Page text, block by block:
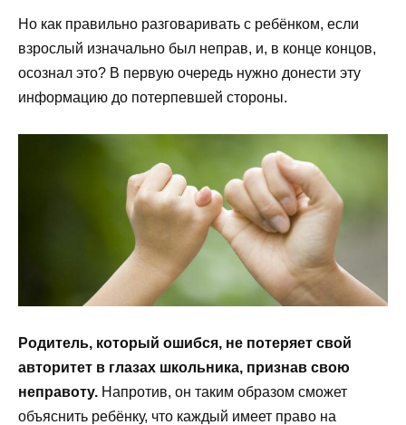
Но как правильно разговаривать с ребёнком, если
взрослый изначально был неправ, и, в конце концов,
осознал это? В первую очередь нужно донести эту
информацию до потерпевшей стороны.
Родитель, который ошибся, не потеряет свой
авторитет в глазах школьника, признав свою
неправоту. Напротив, он таким образом сможет
объяснить ребёнку, что каждый имеет право на